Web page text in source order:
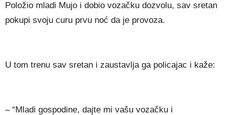
Položio mladi Mujo i dobio vozačku dozvolu, sav sretan
pokupi svoju curu prvu noć da je provoza.
U tom trenu sav sretan i zaustavlja ga policajac i kaže:
– “Mladi gospodine, dajte mi vašu vozačku i